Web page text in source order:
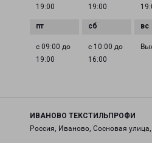
19:00
19:00
с 09:00 до
19:00
с 10:00 до
16:00
ИВАНОВО ТЕКСТИЛЬПРОФИ
Россия, Иваново, Сосновая